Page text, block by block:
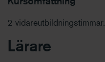
2 vidareutbildningstimmar.
Lärare